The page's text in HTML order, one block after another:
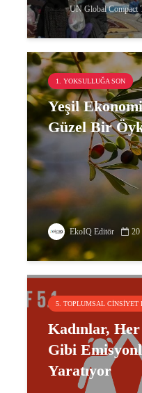
UN Global Compact
1. YOKSULLUĞA SON
Yeşil
Güzel Bir
EkoIQ Editör 20
5. TOPLUMSAL CINSIYET
Kadınlar,
Gibi
Yaratıyor